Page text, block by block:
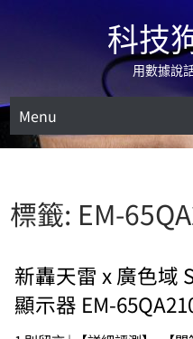
科技
用數據說
Menu
標籤: EM-
新轟天雷 x 廣色域
顯示器 EM-